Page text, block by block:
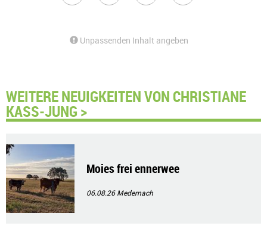
Unpassenden Inhalt angeben
WEITERE NEUIGKEITEN VON CHRISTIANE
KASS-JUNG >
Moies frei ennerwee
06.08.26Medernach